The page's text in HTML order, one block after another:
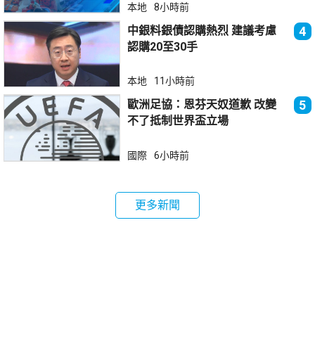
本地 8小時前
中銀料銀債認購熱烈 建議考慮
認購20至30手
4
本地 11小時前
歐洲足協：恩芬天奴道歉 改變
不了抵制世界盃立場
5
國際 6小時前
更多新聞